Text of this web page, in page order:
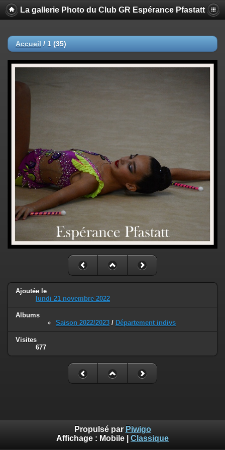
La gallerie Photo du Club GR Espérance Pfastatt
Accueil / 1 (35)
Ajoutée le
lundi 21 novembre 2022
Albums
Saison 2022/2023 / Département indivs
Visites
677
Propulsé par Piwigo
Affichage : Mobile Classique